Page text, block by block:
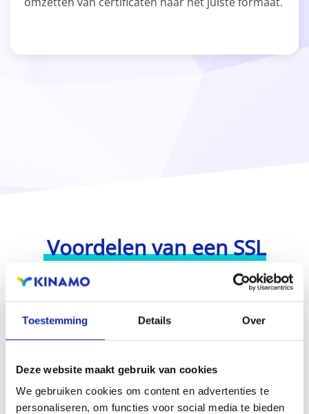
Toestemming Details Over
Deze website maakt gebruik van cookies
We gebruiken cookies om content en advertenties te
personaliseren, om functies voor social media te bieden
Voordelen van een SSL
Slotje voor domeinnaam
Het certificaat markeert uw website met een
slotje wat staat voor een "veilige" website.